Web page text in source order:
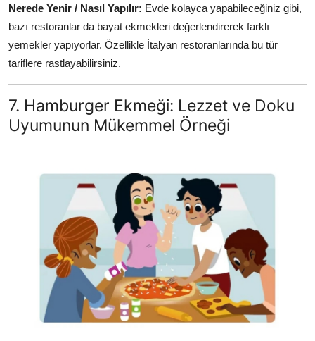
Nerede Yenir / Nasıl Yapılır: Evde kolayca yapabileceğiniz gibi,
bazı restoranlar da bayat ekmekleri değerlendirerek farklı
yemekler yapıyorlar. Özellikle İtalyan restoranlarında bu tür
tariflere rastlayabilirsiniz.
7. Hamburger Ekmeği: Lezzet ve Doku
Uyumunun Mükemmel Örneği